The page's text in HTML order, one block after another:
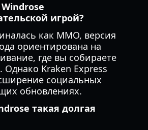
игрой?
как MMO, версия
ориентирована на
где вы собираете
Однако Kraken Express
социальных
обновлениях.
такая долгая